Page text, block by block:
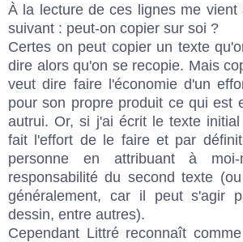
À la lecture de ces lignes me vient
suivant : peut-on copier sur soi ?
Certes on peut copier un texte
dire alors qu'on se recopie. Mais
veut dire faire l'économie d'un
pour son propre produit ce qui est
autrui. Or, si j'ai écrit le texte
fait l'effort de le faire et par
personne en attribuant à
responsabilité du second texte
généralement, car il peut s'agir
dessin, entre autres).
Cependant Littréreconnaît